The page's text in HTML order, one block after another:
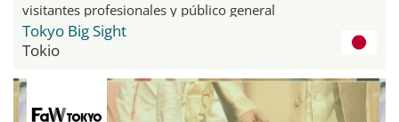
visitantes profesionales y público general
Tokyo Big Sight
Tokio